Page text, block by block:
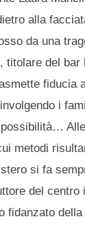
alla
da una
titolare del
fiducia
i
metodi
si fa
del
fidanzato